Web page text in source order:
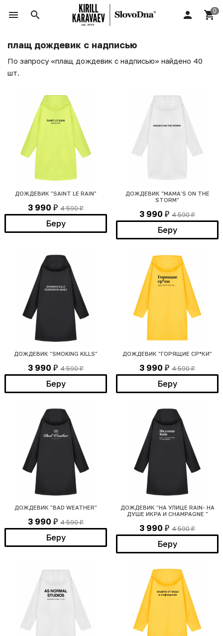
плащ дождевик с надписью
По запросу «плащ дождевик с надписью» найдено 40
шт.
ДОЖДЕВИК "SAINT LE RAIN"
3 990 ₽ 4 590₽
Беру
ДОЖДЕВИК "MAMA`S ON THE
STORM"
3 990 ₽ 4 590₽
Беру
ДОЖДЕВИК "SMOKING KILLS"
3 990 ₽ 4 590₽
Беру
ДОЖДЕВИК "ГОРЯЩИЕ СР*КИ"
3 990 ₽ 4 590₽
Беру
ДОЖДЕВИК "BAD WEATHER"
3 990 ₽ 4 590₽
Беру
ДОЖДЕВИК "НА УЛИЦЕ RAIN- НА
ДУШЕ ИКРА И CHAMPAGNE "
3 990 ₽ 4 590₽
Беру